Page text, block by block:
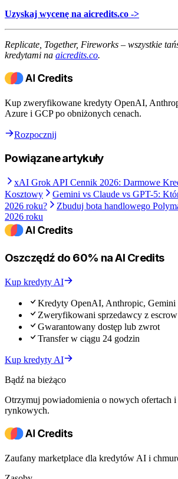
Uzyskaj wycenę na aicredits.co ->
Replicate, Together, Fireworks – wszystkie
kredytami na aicredits.co.
Kup zweryfikowane kredyty OpenAI,
Azure i GCP po obniżonych cenach.
Rozpocznij
Powiązane artykuły
xAI Grok API Cennik 2026: Darmowe
Kosztowy
Gemini vs Claude vs GPT-5:
2026 roku?
Zbuduj bota handlowego
2026 roku
Oszczędź do 60% na AI Credits
Kup kredyty AI
Kredyty OpenAI, Anthropic, Gemini
Zweryfikowani sprzedawcy z escrow
Gwarantowany dostęp lub zwrot
Transfer w ciągu 24 godzin
Kup kredyty AI
Bądź na bieżąco
Otrzymuj powiadomienia o nowych ofertach i
rynkowych.
Zaufany marketplace dla kredytów AI i